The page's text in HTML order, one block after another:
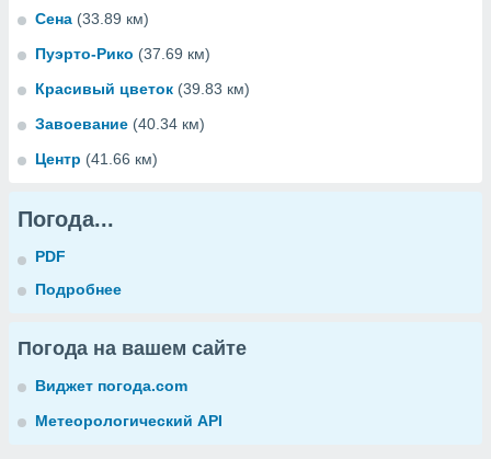
Сена (33.89 км)
Пуэрто-Рико (37.69 км)
Красивый цветок (39.83 км)
Завоевание (40.34 км)
Центр (41.66 км)
Погода...
PDF
Подробнее
Погода на вашем сайте
Виджет погода.com
Метеорологический API